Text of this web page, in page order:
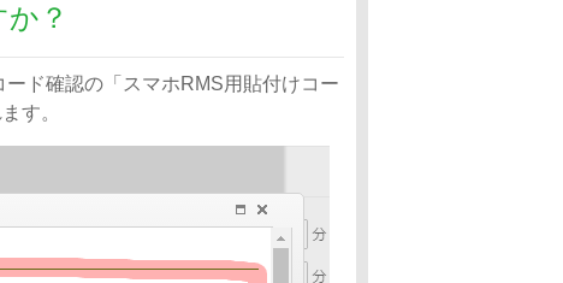
？
ド確認の「スマホRMS用貼付けコー
す。